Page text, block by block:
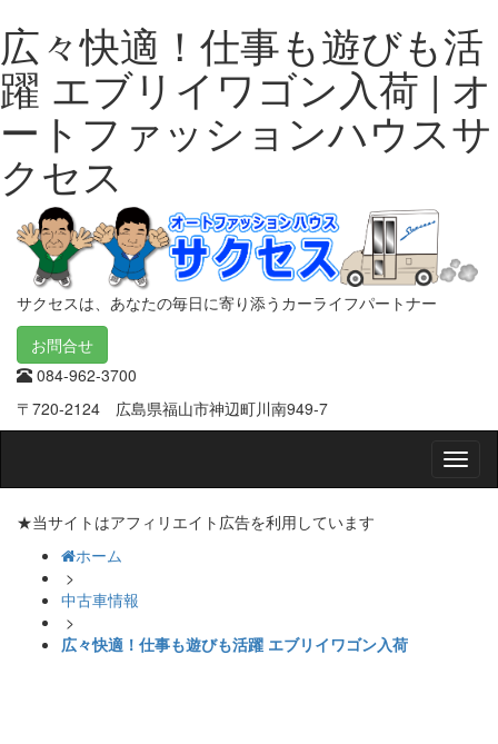
広々快適！仕事も遊びも活
躍 エブリイワゴン入荷 | オ
ートファッションハウスサ
クセス
サクセスは、あなたの毎日に寄り添うカーライフパートナー
お問合せ
084-962-3700
〒720-2124 広島県福山市神辺町川南949-7
Nav
★当サイトはアフィリエイト広告を利用しています
ホーム
>
中古車情報
>
広々快適！仕事も遊びも活躍 エブリイワゴン入荷